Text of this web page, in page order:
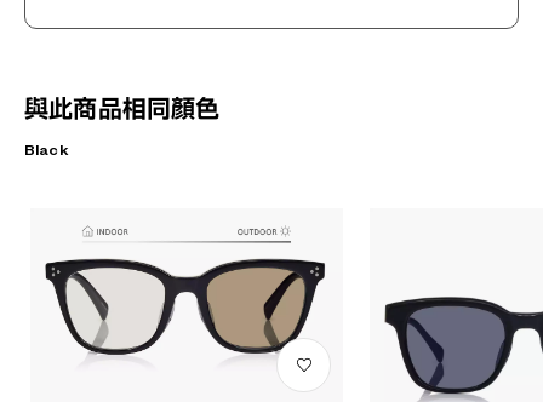
與此商品相同顏色
Black